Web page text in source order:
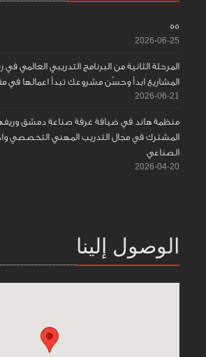
55
2026-06-25
المرحلة الثانية من البرنامج التدريبي العالمي في
المشاريع ابدأ وحسّن مشروعك تبدأ اعمالها في
2026-06-21
منظمة هاند في ضيافة غرفة صناعة دمشق
المشترك في مجال التدريب المهني التخصصي
الصناعي
2026-04-20
الوصول إلينا